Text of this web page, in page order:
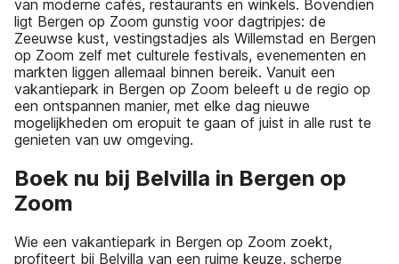
van moderne cafés, restaurants en winkels. Bovendien
ligt Bergen op Zoom gunstig voor dagtripjes: de
Zeeuwse kust, vestingstadjes als Willemstad en Bergen
op Zoom zelf met culturele festivals, evenementen en
markten liggen allemaal binnen bereik. Vanuit een
vakantiepark in Bergen op Zoom beleeft u de regio op
een ontspannen manier, met elke dag nieuwe
mogelijkheden om eropuit te gaan of juist in alle rust te
genieten van uw omgeving.
Boek nu bij Belvilla in Bergen op
Zoom
Wie een vakantiepark in Bergen op Zoom zoekt,
profiteert bij Belvilla van een ruime keuze, scherpe